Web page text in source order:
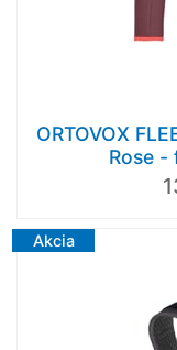
ORTOVOX
Rose -
Akcia